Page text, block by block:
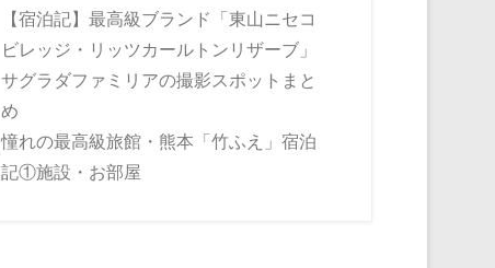
【宿泊記】最高級ブランド「東山ニセコ
ビレッジ・リッツカールトンリザーブ」
サグラダファミリアの撮影スポットまと
め
憧れの最高級旅館・熊本「竹ふえ」宿泊
記①施設・お部屋